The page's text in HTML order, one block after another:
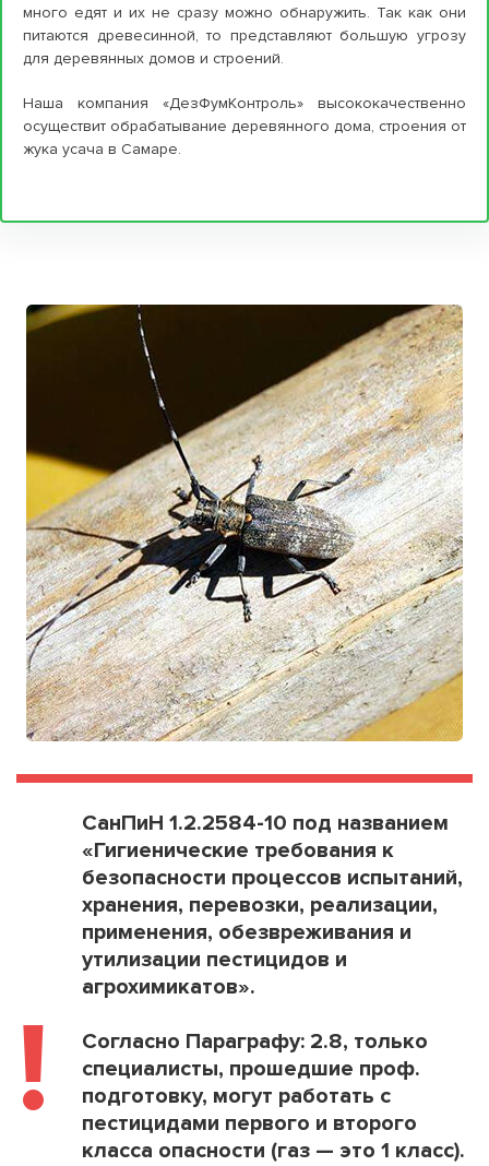
много едят и их не сразу можно обнаружить. Так как они
питаются древесинной, то представляют большую угрозу
для деревянных домов и строений.
Наша компания «ДезФумКонтроль» высококачественно
осуществит обрабатывание деревянного дома, строения от
жука усача в Самаре.
!
СанПиН 1.2.2584-10 под названием
«Гигиенические требования к
безопасности процессов испытаний,
хранения, перевозки, реализации,
применения, обезвреживания и
утилизации пестицидов и
агрохимикатов».
Согласно Параграфу: 2.8, только
специалисты, прошедшие проф.
подготовку, могут работать с
пестицидами первого и второго
класса опасности (газ — это 1 класс).